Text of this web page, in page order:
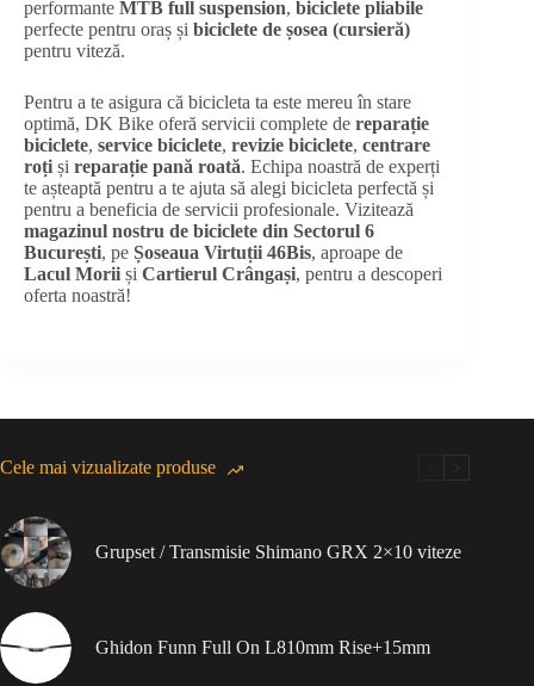
performante MTB full suspension, biciclete pliabile
perfecte pentru oraș și biciclete de șosea (cursieră)
pentru viteză.
Pentru a te asigura că bicicleta ta este mereu în stare
optimă, DK Bike oferă servicii complete de reparație
biciclete, service biciclete, revizie biciclete, centrare
roți și reparație pană roată. Echipa noastră de experți
te așteaptă pentru a te ajuta să alegi bicicleta perfectă și
pentru a beneficia de servicii profesionale. Vizitează
magazinul nostru de biciclete din Sectorul 6
București, pe Șoseaua Virtuții 46Bis, aproape de
Lacul Morii și Cartierul Crângași, pentru a descoperi
oferta noastră!
Cele mai vizualizate produse
Grupset / Transmisie Shimano GRX 2×10 viteze
Ghidon Funn Full On L810mm Rise+15mm